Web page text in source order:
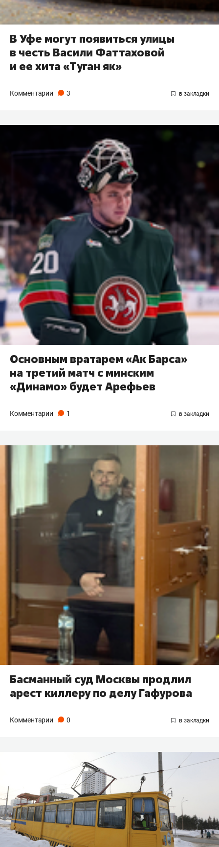
В Уфе могут появиться улицы
в честь Васили Фаттаховой
и ее хита «Туган як»
Комментарии 3
Основным вратарем «Ак Барса»
на третий матч с минским
«Динамо» будет Арефьев
Комментарии 1
Басманный суд Москвы продлил
арест киллеру по делу Гафурова
Комментарии 0